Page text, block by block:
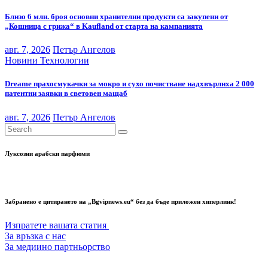
Близо 6 млн. броя основни хранителни продукти са закупени от
„Кошница с грижа“ в Kaufland от старта на кампанията
авг. 7, 2026 Петър Ангелов
Новини Технологии
Dreame прахосмукачки за мокро и сухо почистване надхвърлиха 2 000
патентни заявки в световен мащаб
авг. 7, 2026 Петър Ангелов
Луксозни арабски парфюми
Забранено е цитирането на „Bgvipnews.eu“ без да бъде приложен хиперлинк!
Изпратете вашата статия
За връзка с нас
За медиино партньорство